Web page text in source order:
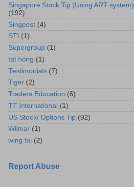
Singapore Stock Tip (Using ART system)
(192)
Singpost (4)
STI (1)
Supergroup (1)
tat hong (1)
Testimonials (7)
Tiger (2)
Traders Education (6)
TT International (1)
US Stock/ Options Tip (92)
Wilmar (1)
wing tai (2)
Report Abuse